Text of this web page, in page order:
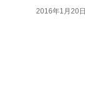
2016年1月20日